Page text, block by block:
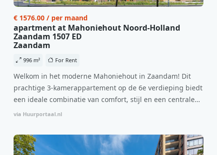
€ 1576.00 / per maand
apartment at Mahoniehout Noord-Holland
Zaandam 1507 ED
Zaandam
996 m² For Rent
Welkom in het moderne Mahoniehout in Zaandam! Dit
prachtige 3-kamerappartement op de 6e verdieping biedt
een ideale combinatie van comfort, stijl en een centrale
locatie. Met een huurprijs van €1.576 per maand
per maand is dit een geweldige kans voor professionals
die op zoek zijn naar een woning die direct beschikbaar is
via Huurportaal.nl